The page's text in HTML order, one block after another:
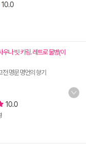
10.0
나 빗 키링. 레트로 물병(이
전 명문 명언의 향기
10.0